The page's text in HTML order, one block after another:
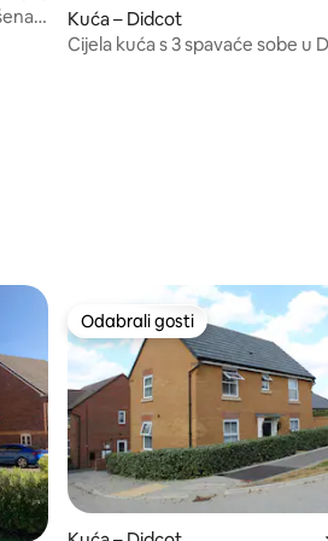
Kuća – Didcot
Cijela kuća s 3 spavaće sobe u
Odabrali gosti
Odabrali gosti